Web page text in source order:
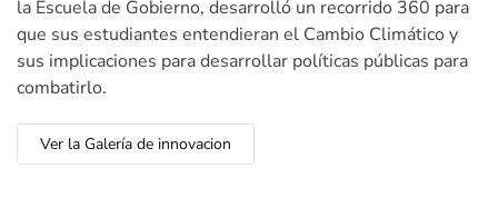
la Escuela de Gobierno, desarrolló un recorrido 360 para
que sus estudiantes entendieran el Cambio Climático y
sus implicaciones para desarrollar políticas públicas para
combatirlo.
Ver la Galería de innovacion